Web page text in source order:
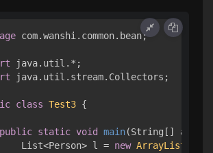
com.wanshi.common.bean;
java.util.stream.Collectors;
class Test3 {
public static void main(String[] args)
List<Person> l =
new ArrayList